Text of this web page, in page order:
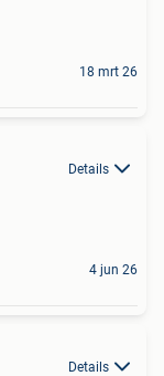
18 mrt 26
Details
4 jun 26
Details